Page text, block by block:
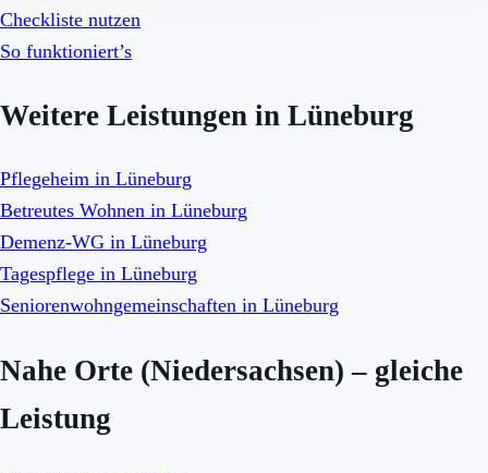
Checkliste nutzen
So funktioniert’s
Weitere Leistungen in Lüneburg
Pflegeheim in Lüneburg
Betreutes Wohnen in Lüneburg
Demenz-WG in Lüneburg
Tagespflege in Lüneburg
Seniorenwohngemeinschaften in Lüneburg
Nahe Orte (Niedersachsen) – gleiche
Leistung